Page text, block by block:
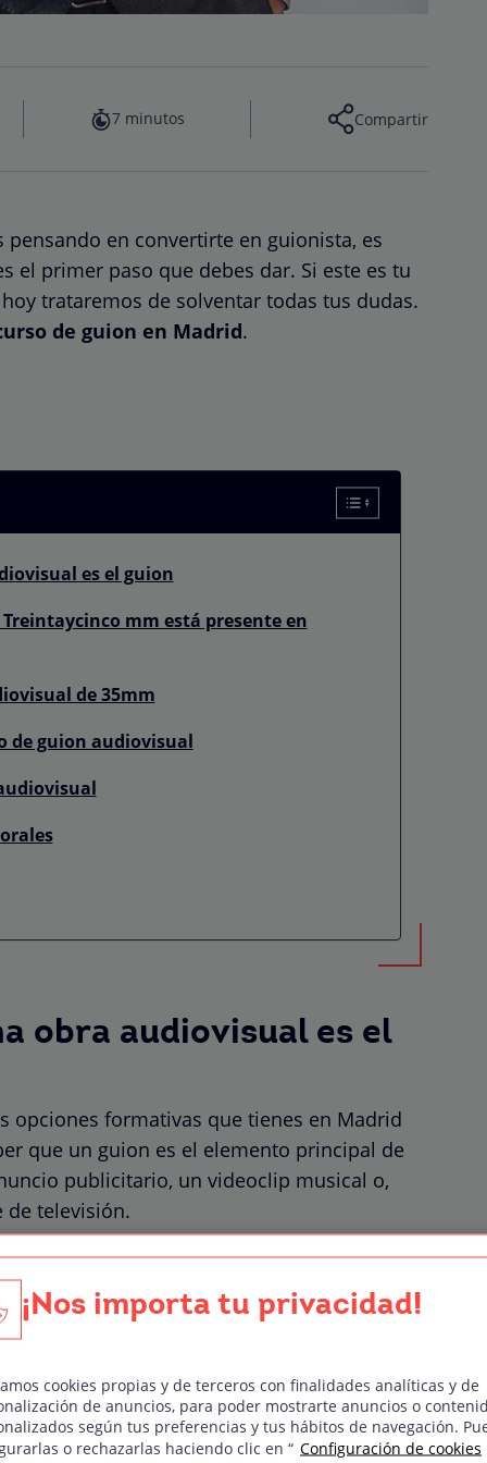
7 minutos Compartir
en convertirte en guionista, es
el primer paso que debes dar. Si este es tu
trataremos de solventar todas tus dudas.
de guion en Madrid.
es el guion
mm está presente en
de 35mm
de guion audiovisual
obra audiovisual es el
opciones formativas que tienes en Madrid
que un guion es el elemento principal de
publicitario, un videoclip musical o,
de televisión.
toda la información que
director necesitan para
el rodaje y finalmente
producto audiovisual.
¡Nos importa tu privacidad!
cookies propias y de terceros con finalidades analíticas y de
de anuncios, para poder mostrarte anuncios o
según tus preferencias y tus hábitos de navegación.
o rechazarlas haciendo clic en “ Configuración de cookies